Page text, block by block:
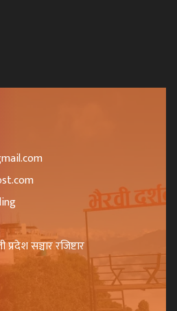
सञ्चार रजिष्टार